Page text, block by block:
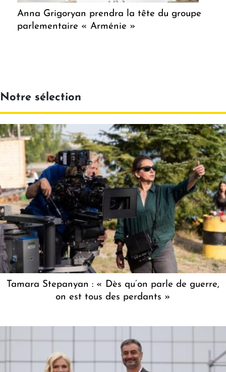
Anna Grigoryan prendra la tête du groupe
parlementaire « Arménie »
Notre sélection
Tamara Stepanyan : « Dès qu’on parle de guerre,
on est tous des perdants »